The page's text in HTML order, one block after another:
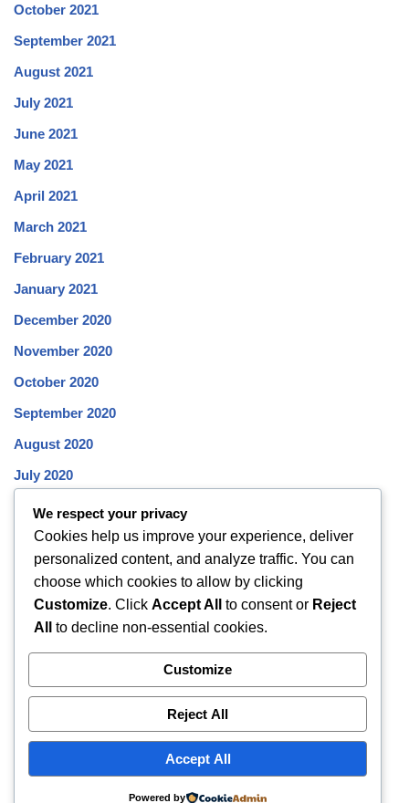
October 2021
September 2021
August 2021
July 2021
June 2021
May 2021
April 2021
March 2021
February 2021
January 2021
December 2020
November 2020
October 2020
September 2020
August 2020
July 2020
June 2020
May 2020
April 2020
March 2020
February 2020
December 2019
We respect your privacy
Cookies help us improve your experience, deliver
personalized content, and analyze traffic. You can
choose which cookies to allow by clicking
Customize. Click Accept All to consent or Reject
All
to decline non-essential cookies.
Customize
Reject All
Accept All
Powered by